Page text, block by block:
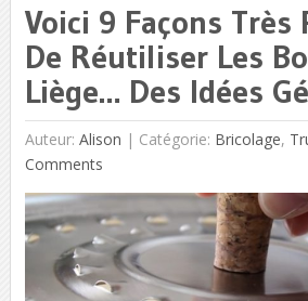
Voici 9 Façons Très
De Réutiliser Les
Liège… Des Idées
Auteur: Alison | Catégorie: Bricolage,
Comments